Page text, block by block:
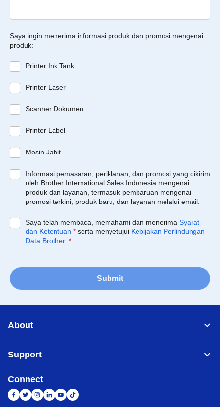
Saya ingin menerima informasi produk dan promosi mengenai
produk:
Printer Ink Tank
Printer Laser
Scanner Dokumen
Printer Label
Mesin Jahit
Informasi pemasaran, periklanan, dan promosi yang dikirim
oleh Brother International Sales Indonesia mengenai
produk dan layanan, termasuk pembaruan mengenai
promosi terkini, produk baru, dan layanan melalui email.
Saya telah membaca, memahami dan menerima Syarat
dan Ketentuan * serta menyetujui Kebijakan Perlindungan
Data Brother. *
Submit
About
Support
Connect